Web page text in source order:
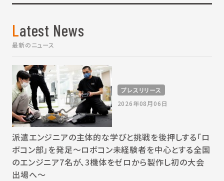
Latest News
最新のニュース
プレスリリース
2026年08月06日
派遣エンジニアの主体的な学びと挑戦を後押しする「ロ
ボコン部」を発足～ロボコン未経験者を中心とする全国
のエンジニア7名が、3機体をゼロから製作し初の大会
出場へ～